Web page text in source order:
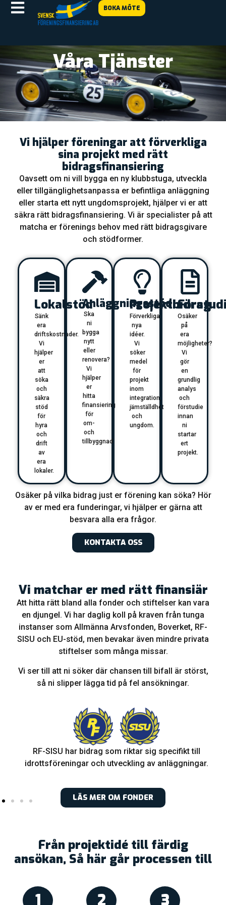
BOKA MÖTE
Våra Tjänster
Vi hjälper föreningar att förverkliga
sina projekt med rätt
bidragsfinansiering
Oavsett om ni vill bygga en ny klubbstuga, utveckla
eller tillgänglighetsanpassa er befintliga anläggning
eller starta ett nytt ungdomsprojekt, hjälper vi er att
säkra rätt bidragsfinansiering. Vi är specialister på att
matcha er förenings behov med rätt bidragsgivare
och stödformer.
Lokalstöd
Sänk
era
driftskostnader.
Vi
hjälper
er
att
söka
och
säkra
stöd
för
hyra
och
drift
av
era
lokaler.
Anläggningsstöd
Ska
ni
bygga
nytt
eller
renovera?
Vi
hjälper
er
hitta
finansiering
för
om-
och
tillbyggnad.
Projektbidrag
Förverkliga
nya
idéer.
Vi
söker
medel
för
projekt
inom
integration,
jämställdhet
och
ungdom.
Osäker
på
era
möjligheter?
Vi
gör
en
grundlig
analys
och
förstudie
innan
ni
startar
ert
projekt.
Osäker på vilka bidrag just er förening kan söka? Hör
av er med era funderingar, vi hjälper er gärna att
besvara alla era frågor.
KONTAKTA OSS
Vi matchar er med rätt finansiär
Att hitta rätt bland alla fonder och stiftelser kan vara
en djungel. Vi har daglig koll på kraven från tunga
instanser som Allmänna Arvsfonden, Boverket, RF-
SISU och EU-stöd, men bevakar även mindre privata
stiftelser som många missar.
Vi ser till att ni söker där chansen till bifall är störst,
så ni slipper lägga tid på fel ansökningar.
RF-SISU har bidrag som riktar sig specifikt till
idrottsföreningar och utveckling av anläggningar.
LÄS MER OM FONDER
Från projektidé till färdig
ansökan, Så här går processen till
1 2 3